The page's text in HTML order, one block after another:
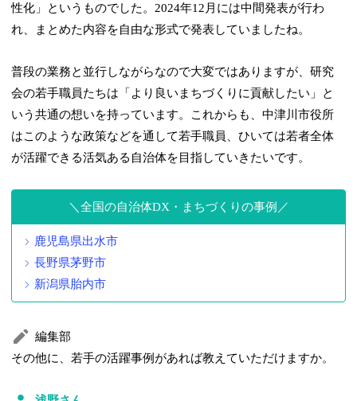
性化」というものでした。2024年12月には中間発表が行わ
れ、まとめた内容を自由な形式で発表していましたね。
普段の業務と並行しながらなので大変ではありますが、研究
会の若手職員たちは「より良いまちづくりに貢献したい」と
いう共通の想いを持っています。これからも、中津川市役所
はこのような政策などを通して若手職員、ひいては若者全体
が活躍できる活気ある自治体を目指していきたいです。
全国の自治体DX・まちづくりの事例
鹿児島県出水市
長野県茅野市
新潟県胎内市
編集部
その他に、若手の活躍事例があれば教えていただけますか。